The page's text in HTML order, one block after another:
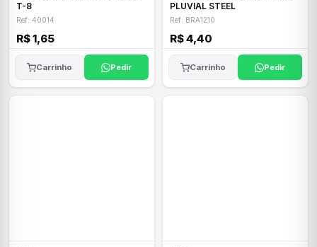
T-8
Ref: 40014
R$ 1,65
Carrinho Pedir
PLUVIAL STEEL
Ref: BRA1210
R$ 4,40
Carrinho Pedir